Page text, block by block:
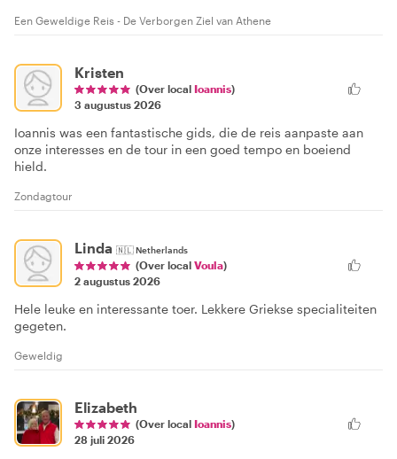
Een Geweldige Reis - De Verborgen Ziel van Athene
Kristen
(Over local Ioannis)
3 augustus 2026
Ioannis was een fantastische gids, die de reis aanpaste aan
onze interesses en de tour in een goed tempo en boeiend
hield.
Zondagtour
Linda 🇳🇱Netherlands
(Over local Voula)
2 augustus 2026
Hele leuke en interessante toer. Lekkere Griekse specialiteiten
gegeten.
Geweldig
Elizabeth
(Over local Ioannis)
28 juli 2026